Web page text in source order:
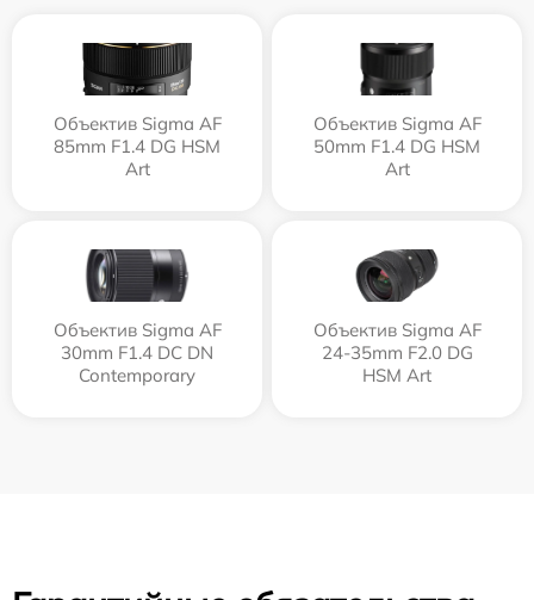
Объектив Sigma AF
85mm F1.4 DG HSM
Art
Объектив Sigma AF
50mm F1.4 DG HSM
Art
Объектив Sigma AF
30mm F1.4 DC DN
Contemporary
Объектив Sigma AF
24-35mm F2.0 DG
HSM Art